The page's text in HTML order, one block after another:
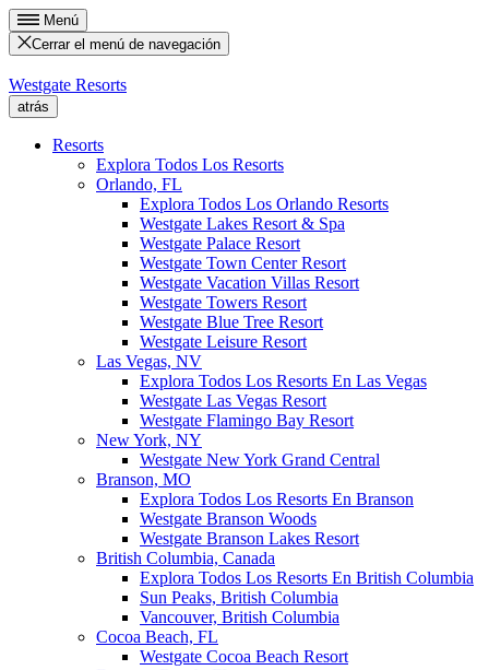
Menú
Cerrar el menú de navegación
Westgate Resorts
atrás
Resorts
Explora Todos Los Resorts
Orlando, FL
Explora Todos Los Orlando Resorts
Westgate Lakes Resort & Spa
Westgate Palace Resort
Westgate Town Center Resort
Westgate Vacation Villas Resort
Westgate Towers Resort
Westgate Blue Tree Resort
Westgate Leisure Resort
Las Vegas, NV
Explora Todos Los Resorts En Las Vegas
Westgate Las Vegas Resort
Westgate Flamingo Bay Resort
New York, NY
Westgate New York Grand Central
Branson, MO
Explora Todos Los Resorts En Branson
Westgate Branson Woods
Westgate Branson Lakes Resort
British Columbia, Canada
Explora Todos Los Resorts En British Columbia
Sun Peaks, British Columbia
Vancouver, British Columbia
Cocoa Beach, FL
Westgate Cocoa Beach Resort